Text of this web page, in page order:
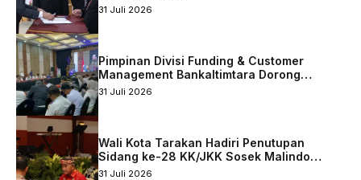
31 Juli 2026
Pimpinan Divisi Funding & Customer
Management Bankaltimtara Dorong
Percepatan Digitalisasi Keuangan di Kota
31 Juli 2026
Wali Kota Tarakan Hadiri Penutupan
Sidang ke-28 KK/JKK Sosek Malindo
Tingkat Kaltara–Sabah
31 Juli 2026